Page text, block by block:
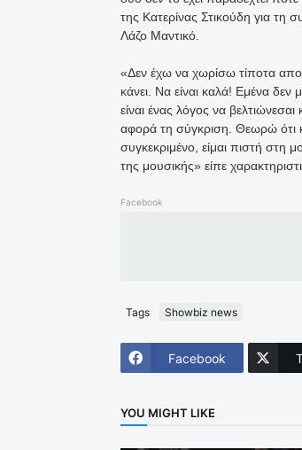
της Κατερίνας Στικούδη για
Λάζο Μαντικό.
«Δεν έχω να χωρίσω τίποτα
κάνει. Να είναι καλά! Εμένα δεν
είναι ένας λόγος να
αφορά τη σύγκριση. Θεωρώ ότι
συγκεκριμένο, είμαι πιστή στη
της μουσικής» είπε
Facebook
Tags Showbiz news
Facebook
YOU MIGHT LIKE